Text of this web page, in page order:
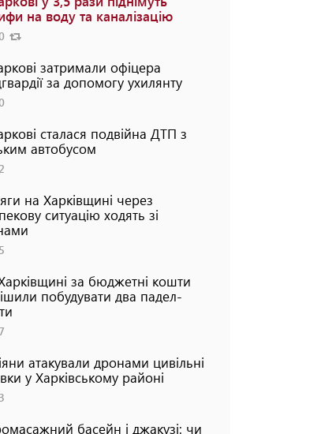
на воду та каналізацію
затримали офіцера
за допомогу ухилянту
сталася подвійна ДТП з
автобусом
на Харківщині через
ситуацію ходять зі
за бюджетні кошти
побудувати два падел-
атакували дронами цивільні
у Харківському районі
басейн і джакузі: чи